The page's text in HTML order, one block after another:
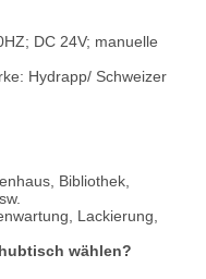
DC 24V; manuelle
Hydrapp/ Schweizer
Bibliothek,
Lackierung,
wählen?